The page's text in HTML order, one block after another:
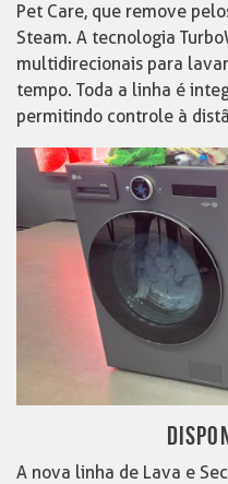
Pet Care, que remove
Steam. A tecnologia
multidirecionais para
tempo. Toda a linha é
permitindo controle à
A nova linha de Lava e